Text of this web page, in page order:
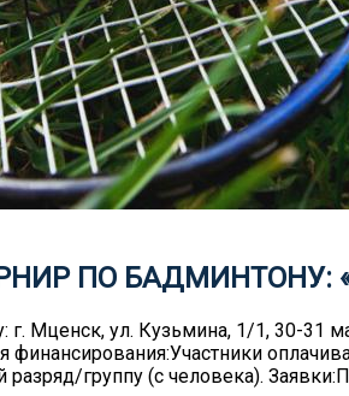
ПО
Мценск, ул. Кузьмина, 1/1, 30-31
группу (с человека).